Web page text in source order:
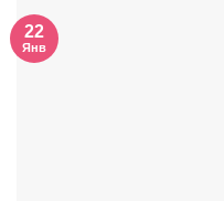
22
Янв